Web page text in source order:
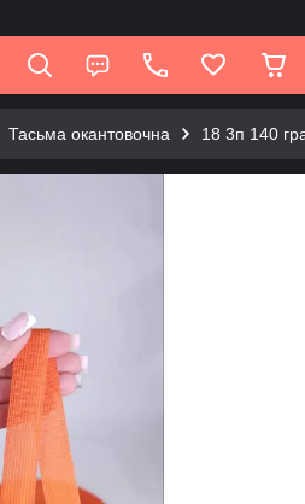
Тасьма окантовочна 18 3п 140